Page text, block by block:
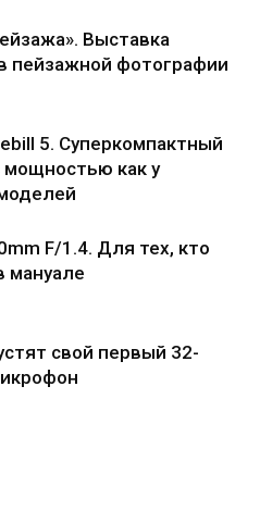
Выставка
пейзажной фотографии
5. Cуперкомпактный
мощностью как у
F/1.4. Для тех, кто
мануале
свой первый 32-